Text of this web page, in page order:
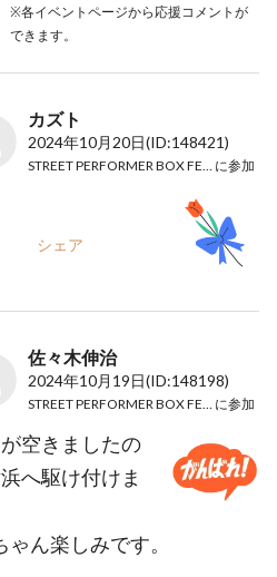
※各イベントページから応援コメントが
できます。
カズト
2024年10月20日(ID:148421)
に参加
シェア
佐々木伸治
2024年10月19日(ID:148198)
に参加
空きましたの
へ駆け付けま
ゃん楽しみです。